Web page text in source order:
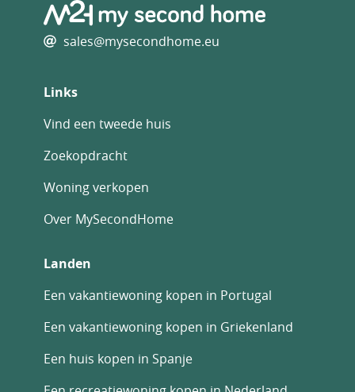
sales@mysecondhome.eu
Links
Vind een tweede huis
Zoekopdracht
Woning verkopen
Over MySecondHome
Landen
Een vakantiewoning kopen in Portugal
Een vakantiewoning kopen in Griekenland
Een huis kopen in Spanje